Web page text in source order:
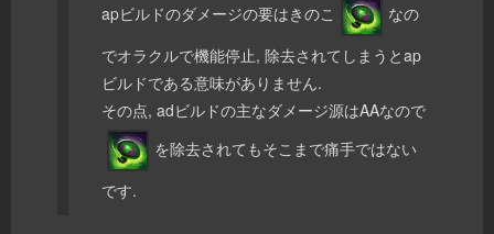
apビルドのダメージの要はきのこ
なの
でオラクルで機能停止, 除去されてしまうとap
ビルドである意味がありません.
その点, adビルドの主なダメージ源はAAなので
を除去されてもそこまで痛手ではない
です.